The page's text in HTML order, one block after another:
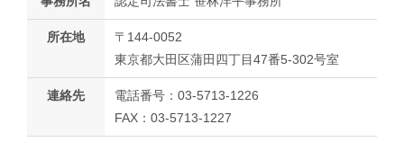
所在地
〒144-0052
東京都大田区蒲田四丁目47番5-302号室
連絡先
電話番号：03-5713-1226
FAX：03-5713-1227